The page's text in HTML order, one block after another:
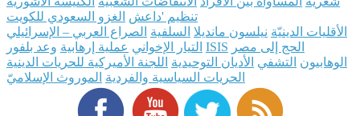
تنظيم 'داعش الغزو السعودي للكويت
الأقليات الدينيّة نيلسون مانديلا السلفية الصراع العربي – الإسرائيلي
التيار الإخواني عملية إرهابية وعد بلفور ISIS الحج إلى مصر
الوهابيون التشفي الأديان التوحيدية اللجنة الأميركية للحريات الدينية
الحريات السياسية والفردية الموروث الإسلاميّ